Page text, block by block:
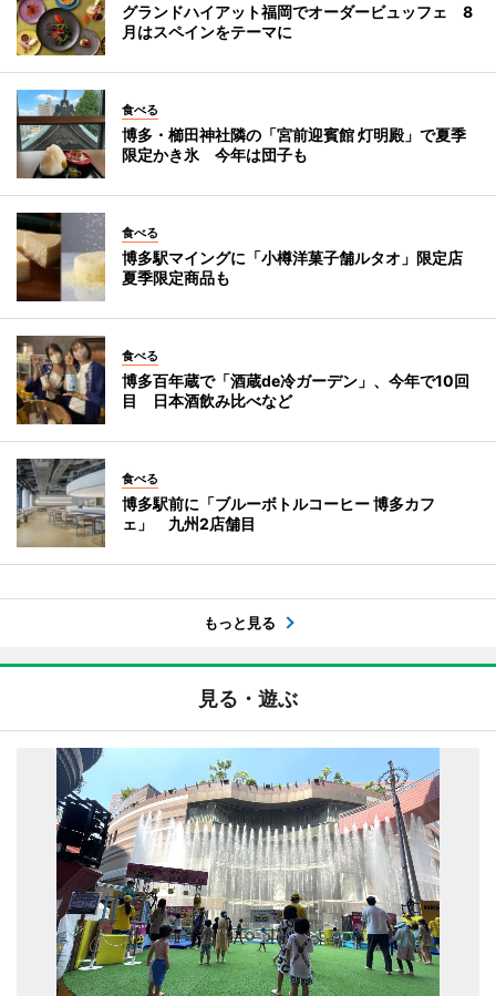
グランドハイアット福岡でオーダービュッフェ 8
月はスペインをテーマに
食べる
博多・櫛田神社隣の「宮前迎賓館 灯明殿」で夏季
限定かき氷 今年は団子も
食べる
博多駅マイングに「小樽洋菓子舗ルタオ」限定店
夏季限定商品も
食べる
博多百年蔵で「酒蔵de冷ガーデン」、今年で10回
目 日本酒飲み比べなど
食べる
博多駅前に「ブルーボトルコーヒー 博多カフ
ェ」 九州2店舗目
もっと見る
見る・遊ぶ